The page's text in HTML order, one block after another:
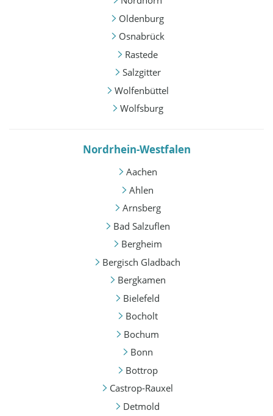
Oldenburg
Osnabrück
Rastede
Salzgitter
Wolfenbüttel
Wolfsburg
Nordrhein-Westfalen
Aachen
Ahlen
Arnsberg
Bad Salzuflen
Bergheim
Bergisch Gladbach
Bergkamen
Bielefeld
Bocholt
Bochum
Bonn
Bottrop
Castrop-Rauxel
Detmold